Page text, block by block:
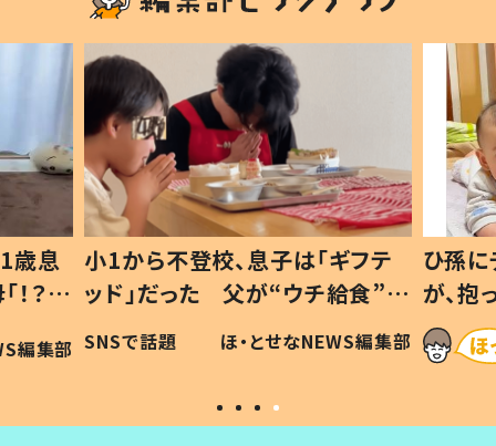
歳息
？」
編集部
小1から不登校、息子は「ギフテ
ッド」だった 父が“ウチ給食”を
作り続ける理由とは #令和の親
#令和の子
SNSで話題 ほ・とせなNEWS編集部
ひ孫
が、
「涙が
い」